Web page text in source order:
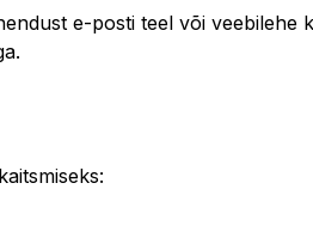
e-posti teel või